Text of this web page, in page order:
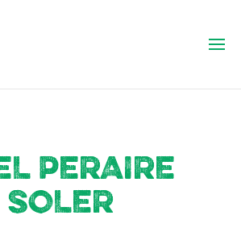
PERAIRE
SOLER